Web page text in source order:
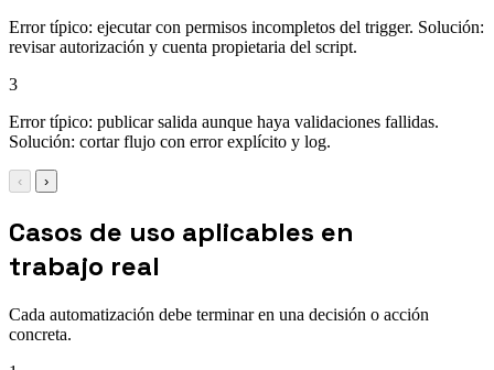
Error típico: ejecutar con permisos incompletos del trigger. Solución:
revisar autorización y cuenta propietaria del script.
3
Error típico: publicar salida aunque haya validaciones fallidas.
Solución: cortar flujo con error explícito y log.
‹ ›
Casos de uso aplicables en
trabajo real
Cada automatización debe terminar en una decisión o acción
concreta.